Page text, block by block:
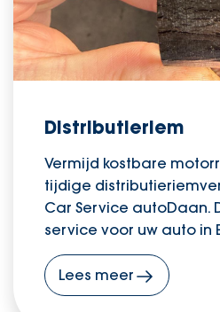
Distributieriem
Vermijd kostbare
tijdige
Car Service autoDaan.
service voor uw auto in
Lees meer